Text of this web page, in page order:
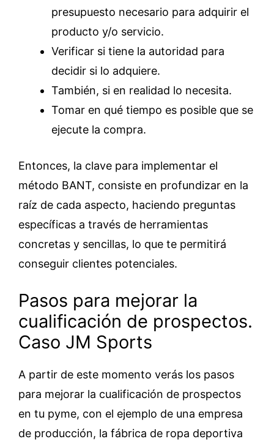
presupuesto necesario para adquirir el
producto y/o servicio.
Verificar si tiene la autoridad para
decidir si lo adquiere.
También, si en realidad lo necesita.
Tomar en qué tiempo es posible que se
ejecute la compra.
Entonces, la clave para implementar el
método BANT, consiste en profundizar en la
raíz de cada aspecto, haciendo preguntas
específicas a través de herramientas
concretas y sencillas, lo que te permitirá
conseguir clientes potenciales.
Pasos para mejorar la
cualificación de prospectos.
Caso JM Sports
A partir de este momento verás los pasos
para mejorar la cualificación de prospectos
en tu pyme, con el ejemplo de una empresa
de producción, la fábrica de ropa deportiva